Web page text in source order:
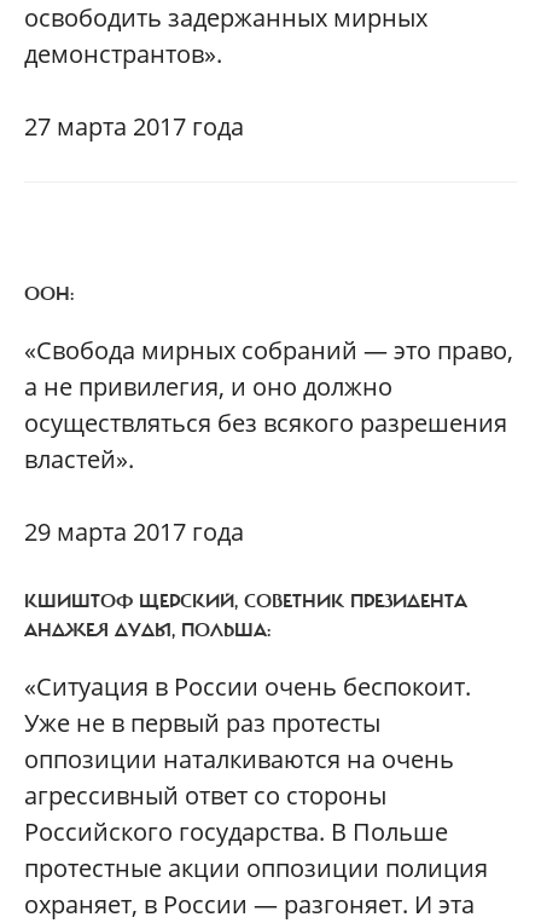
освободить задержанных мирных
демонстрантов».
27 марта 2017 года
ООН:
«Свобода мирных собраний — это право,
а не привилегия, и оно должно
осуществляться без всякого разрешения
властей».
29 марта 2017 года
КШИШТОФ ЩЕРСКИЙ, СОВЕТНИК ПРЕЗИДЕНТА
АНДЖЕЯ ДУДЫ, ПОЛЬША:
«Ситуация в России очень беспокоит.
Уже не в первый раз протесты
оппозиции наталкиваются на очень
агрессивный ответ со стороны
Российского государства. В Польше
протестные акции оппозиции полиция
охраняет, в России — разгоняет. И эта